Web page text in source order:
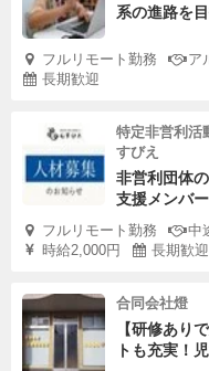
系の進路を
フルリモート勤務 ア
長期歓迎
特定非営利活
すびえ
非営利団体
支援メンバー
フルリモート勤務
中
時給2,000円
長期歓迎
合同会社燈
【研修あり
トも充実！